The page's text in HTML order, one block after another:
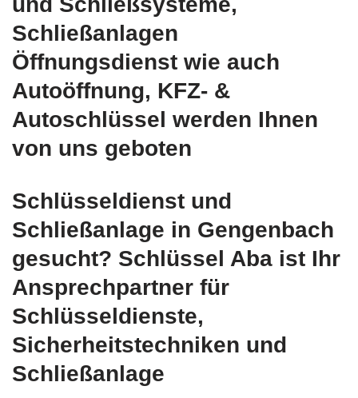
Schließanlagen
Öffnungsdienst wie auch
Autoöffnung, KFZ- &
Autoschlüssel werden Ihnen
von uns geboten
Schlüsseldienst und
Schließanlage in Gengenbach
gesucht? Schlüssel Aba ist Ihr
Ansprechpartner für
Schlüsseldienste,
Sicherheitstechniken und
Schließanlage